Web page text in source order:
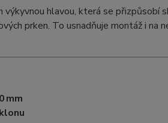
výkyvnou hlavou, která se
prken. To usnadňuje montáž i na
mm